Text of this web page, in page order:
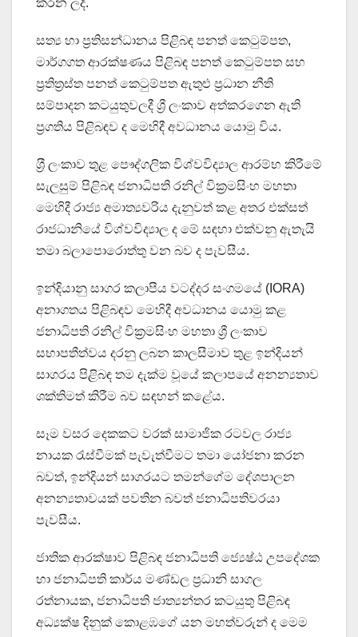
සත්‍ය හා ප්‍රතිසන්ධානය පිළිබඳ පනත් කෙටුම්පත,
මාර්ගගත ආරක්ෂණය පිළිබඳ පනත් කෙටුම්පත සහ
ප්‍රතිත්‍රස්ත පනත් කෙටුම්පත ඇතුළු ප්‍රධාන නීති
සම්පාදන කටයුතුවලදී ශ්‍රී ලංකාව අත්කරගෙන ඇති
ප්‍රගතිය පිළිබඳව ද මෙහිදී අවධානය යොමු විය.
ශ‍්‍රී ලංකාව තුළ පෞද්ගලික විශ්වවිද්‍යාල ආරම්භ කිරීමේ
සැලසුම් පිළිබඳ ජනාධිපති රනිල් වික්‍රමසිංහ මහතා
මෙහිදී රාජ්‍ය අමාත්‍යවරිය දැනුවත් කළ අතර එක්සත්
රාජධානියේ විශ්වවිද්‍යාල ද මේ සඳහා එක්වනු ඇතැයි
තමා බලාපොරොත්තු වන බව ද පැවසීය.
ඉන්දියානු සාගර කලාපීය වටද්දර සංගමයේ (IORA)
අනාගතය පිළිබඳව මෙහිදී අවධානය යොමු කළ
ජනාධිපති රනිල් වික්‍රමසිංහ මහතා ශ්‍රී ලංකාව
සභාපතීත්වය දරනු ලබන කාලසීමාව තුළ ඉන්දියන්
සාගරය පිළිබඳ තම දැක්ම වූයේ කලාපයේ අනන්‍යතාව
ශක්තිමත් කිරීම බව සඳහන් කළේය.
සෑම වසර දෙකකට වරක් සාමාජික රටවල රාජ්‍ය
නායක රැස්වීමක් පැවැත්වීමට තමා යෝජනා කරන
බවත්, ඉන්දියන් සාගරයට තමන්ගේම දේශපාලන
අනන්‍යතාවයක් පවතින බවත් ජනාධිපතිවරයා
පැවසීය.
ජාතික ආරක්ෂාව පිළිබඳ ජනාධිපති ජ්‍යෙෂ්ඨ උපදේශක
හා ජනාධිපති කාර්ය මණ්ඩල ප්‍රධානි සාගල
රත්නායක, ජනාධිපති ජාත්‍යන්තර කටයුතු පිළිබඳ
අධ්‍යක්ෂ දිනුක් කොළඹගේ යන මහත්වරුන් ද මෙම